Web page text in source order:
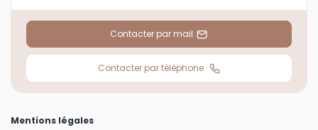
Contacter par mail
Contacter par téléphone
Mentions légales